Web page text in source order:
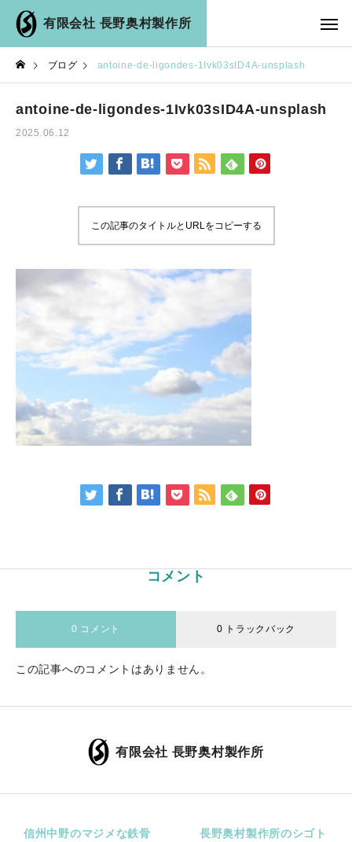
有限会社 長野奥村製作所
ブログ antoine-de-ligondes-1Ivk03sID4A-unsplash
antoine-de-ligondes-1Ivk03sID4A-unsplash
2025.06.12
この記事のタイトルとURLをコピーする
コメント
0 コメント 0 トラックバック
この記事へのコメントはありません。
有限会社 長野奥村製作所
信州中野のマジメな鉄骨
長野奥村製作所のシゴト